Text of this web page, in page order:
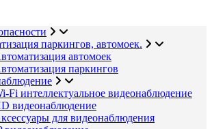
паркингов, автомоек.
автомоек
паркингов
Fi интеллектуальное видеонаблюдение
видеонаблюдение
для видеонаблюдения